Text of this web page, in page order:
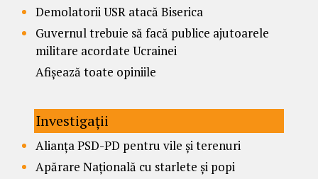
Demolatorii USR atacă Biserica
Guvernul trebuie să facă publice ajutoarele
militare acordate Ucrainei
Afișează toate opiniile
Investigații
Alianța PSD-PD pentru vile și terenuri
Apărare Națională cu starlete și popi